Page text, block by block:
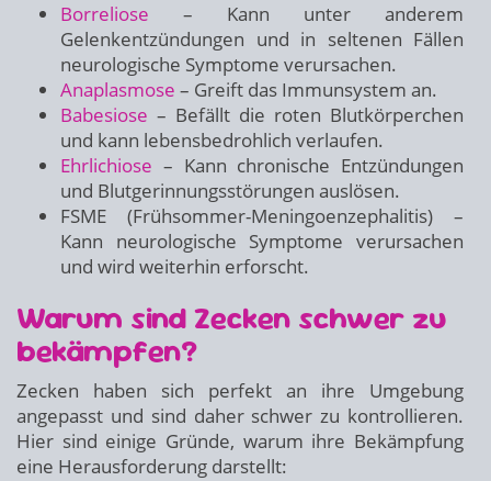
Borreliose – Kann unter anderem
Gelenkentzündungen und in seltenen Fällen
neurologische Symptome verursachen.
Anaplasmose – Greift das Immunsystem an.
Babesiose – Befällt die roten Blutkörperchen
und kann lebensbedrohlich verlaufen.
Ehrlichiose – Kann chronische Entzündungen
und Blutgerinnungsstörungen auslösen.
FSME (Frühsommer-Meningoenzephalitis) –
Kann neurologische Symptome verursachen
und wird weiterhin erforscht.
Warum sind Zecken schwer zu
bekämpfen?
Zecken haben sich perfekt an ihre Umgebung
angepasst und sind daher schwer zu kontrollieren.
Hier sind einige Gründe, warum ihre Bekämpfung
eine Herausforderung darstellt: